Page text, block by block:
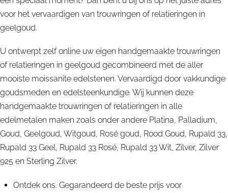
voor het vervaardigen van trouwringen of relatieringen in
geelgoud.
U ontwerpt zelf online uw eigen handgemaakte trouwringen
of relatieringen in geelgoud gecombineerd met de aller
mooiste moissanite edelstenen. Vervaardigd door vakkundige
goudsmeden en edelsteenkundige. Wij kunnen deze
handgemaakte trouwringen of relatieringen in alle
edelmetalen maken zoals onder andere Platina, Palladium,
Goud, Geelgoud, Witgoud, Rosé goud, Rood Goud, Rupald 33,
Rupald 33 Geel, Rupald 33 Rosé, Rupald 33 Wit, Zilver, Zilver
925 en Sterling Zilver.
Ontdek ons. Gegarandeerd de beste prijs voor